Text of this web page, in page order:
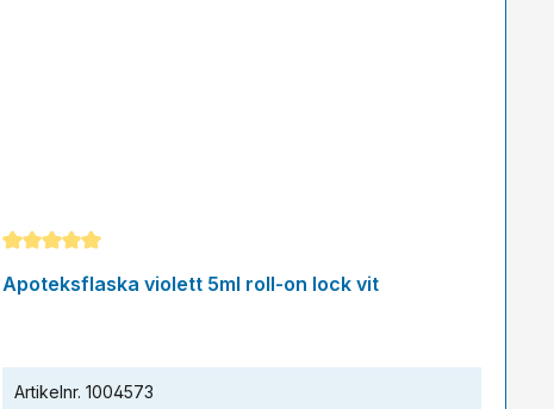
Genomsnittligt betyg på 5 av 5 stjärnor
Apoteksflaska violett 5ml roll-on lock vit
Artikelnr. 1004573